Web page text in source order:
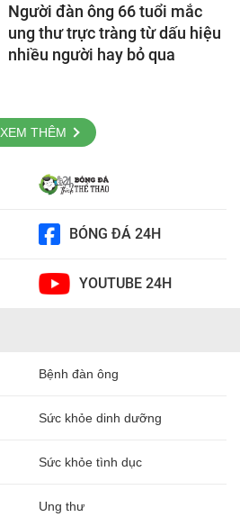
Người đàn ông 66 tuổi mắc
ung thư trực tràng từ dấu hiệu
nhiều người hay bỏ qua
XEM THÊM
BÓNG ĐÁ 24H
YOUTUBE 24H
Bệnh đàn ông
Sức khỏe dinh dưỡng
Sức khỏe tình dục
Ung thư